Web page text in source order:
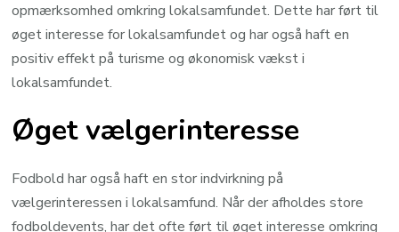
opmærksomhed omkring lokalsamfundet. Dette har ført til
øget interesse for lokalsamfundet og har også haft en
positiv effekt på turisme og økonomisk vækst i
lokalsamfundet.
Øget vælgerinteresse
Fodbold har også haft en stor indvirkning på
vælgerinteressen i lokalsamfund. Når der afholdes store
fodboldevents, har det ofte ført til øget interesse omkring